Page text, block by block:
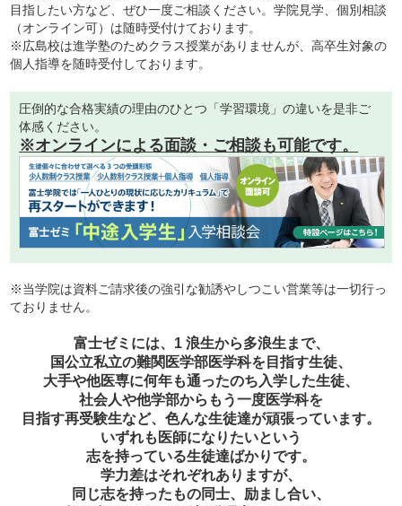
目指したい方など、ぜひ一度ご相談ください。学院見学、個別相談
（オンライン可）は随時受付けております。
※広島校は進学塾のためクラス授業がありませんが、高卒生対象の
個人指導を随時受付しております。
圧倒的な合格実績の理由のひとつ「学習環境」の違いを是非ご
体感ください。
※オンラインによる面談・ご相談も可能です。
※当学院は資料ご請求後の強引な勧誘やしつこい営業等は一切行っ
ておりません。
富士ゼミには、1 浪生から多浪生まで、
国公立私立の難関医学部医学科を目指す生徒、
大手や他医専に何年も通ったのち入学した生徒、
社会人や他学部からもう一度医学科を
目指す再受験生など、色んな生徒達が頑張っています。
いずれも医師になりたいという
志を持っている生徒達ばかりです。
学力差はそれぞれありますが、
同じ志を持ったもの同士、励まし合い、